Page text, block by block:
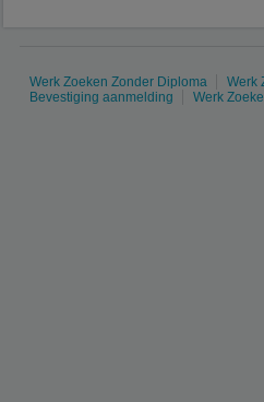
Werk Zoeken Zonder Diploma Werk
Bevestiging aanmelding
Werk